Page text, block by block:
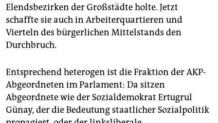
Elendsbezirken der Großstädte holte. Jetzt
schaffte sie auch in Arbeiterquartieren und
Vierteln des bürgerlichen Mittelstands den
Durchbruch.
Entsprechend heterogen ist die Fraktion der AKP-
Abgeordneten im Parlament: Da sitzen
Abgeordnete wie der Sozialdemokrat Ertugrul
Günay, der die Bedeutung staatlicher Sozialpolitik